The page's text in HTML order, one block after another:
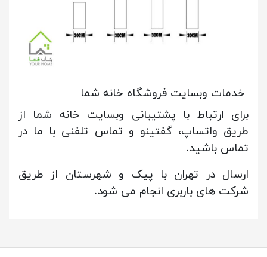
خدمات وبسایت فروشگاه خانه شما
برای ارتباط با پشتیبانی وبسایت خانه شما از
طریق واتساپ، گفتینو و تماس تلفنی با ما در
تماس باشید.
ارسال در تهران با پیک و شهرستان از طریق
شرکت های باربری انجام می شود.